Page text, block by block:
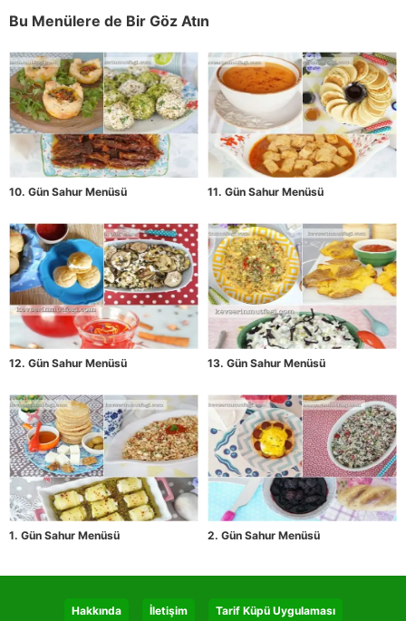
Bu Menülere de Bir Göz Atın
10. Gün Sahur Menüsü 11. Gün Sahur Menüsü
12. Gün Sahur Menüsü 13. Gün Sahur Menüsü
1. Gün Sahur Menüsü 2. Gün Sahur Menüsü
Hakkında İletişim Tarif Küpü Uygulaması